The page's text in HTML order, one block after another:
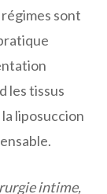
régimes sont
les tissus
liposuccion
intime,